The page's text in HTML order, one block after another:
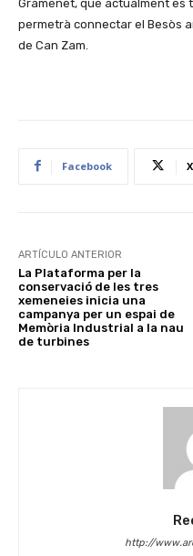
Gramenet, que actualment es
permetrà connectar el Besòs
de Can Zam.
Facebook X
ARTÍCULO ANTERIOR
La Plataforma per la
conservació de les tres
xemeneies inicia una
campanya per un espai de
Memòria Industrial a la nau
de turbines
http://